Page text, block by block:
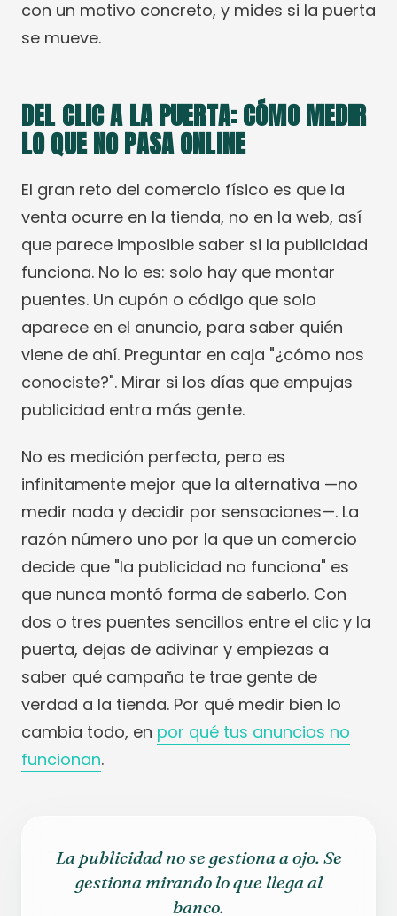
con un motivo concreto, y mides si la puerta
se mueve.
DEL CLIC A LA PUERTA: CÓMO MEDIR
LO QUE NO PASA ONLINE
El gran reto del comercio físico es que la
venta ocurre en la tienda, no en la web, así
que parece imposible saber si la publicidad
funciona. No lo es: solo hay que montar
puentes. Un cupón o código que solo
aparece en el anuncio, para saber quién
viene de ahí. Preguntar en caja "¿cómo nos
conociste?". Mirar si los días que empujas
publicidad entra más gente.
No es medición perfecta, pero es
infinitamente mejor que la alternativa —no
medir nada y decidir por sensaciones—. La
razón número uno por la que un comercio
decide que "la publicidad no funciona" es
que nunca montó forma de saberlo. Con
dos o tres puentes sencillos entre el clic y la
puerta, dejas de adivinar y empiezas a
saber qué campaña te trae gente de
verdad a la tienda. Por qué medir bien lo
cambia todo, en por qué tus anuncios no
funcionan.
La publicidad no se gestiona a ojo. Se
gestiona mirando lo que llega al
banco.